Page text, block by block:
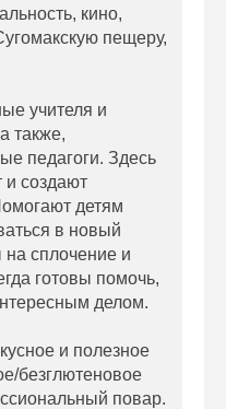
кино,
пещеру,
учителя и
также,
педагоги. Здесь
и создают
детям
в новый
на сплочение и
готовы помочь,
делом.
и полезное
безглютеновое
повар.